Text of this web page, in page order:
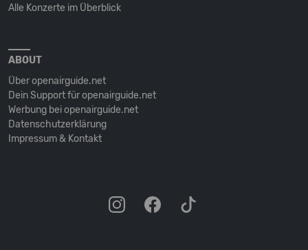
Alle Konzerte im Überblick
ABOUT
Über openairguide.net
Dein Support für openairguide.net
Werbung bei openairguide.net
Datenschutz­erklärung
Impressum & Kontakt